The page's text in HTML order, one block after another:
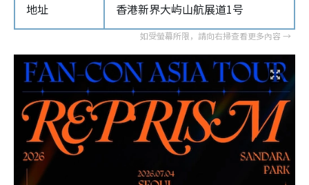
地址 香港新界大屿山航展道1号